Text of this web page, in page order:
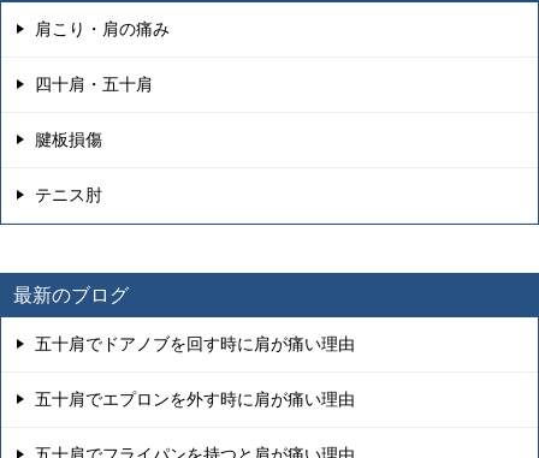
肩こり・肩の痛み
四十肩・五十肩
腱板損傷
テニス肘
最新のブログ
五十肩でドアノブを回す時に肩が痛い理由
五十肩でエプロンを外す時に肩が痛い理由